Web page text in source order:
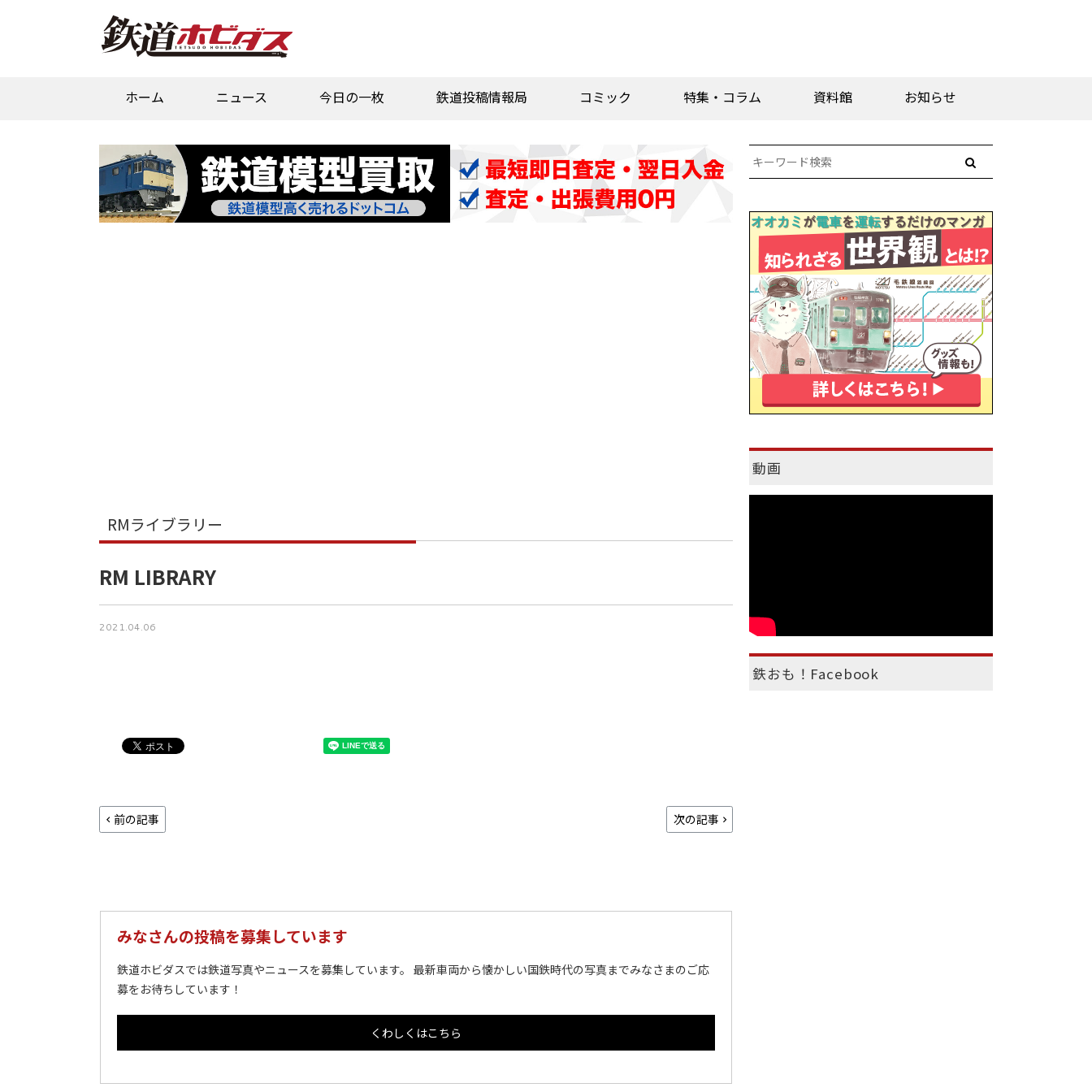
ホーム ニュース 今日の一枚 鉄道投稿情報局 コミック 特集・コラム 資料館 お知らせ
RMライブラリー
RM LIBRARY
2021.04.06
前の記事 次の記事
みなさんの投稿を募集しています
鉄道ホビダスでは鉄道写真やニュースを募集しています。 最新車両から懐かしい国鉄時代の写真までみなさまのご応
募をお待ちしています！
くわしくはこちら
動画
鉄おも！Facebook